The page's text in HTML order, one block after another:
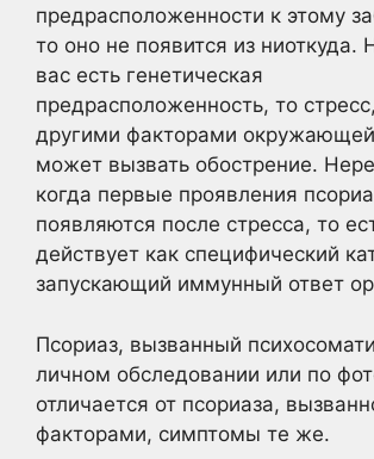
предрасположенности к этому
то оно не появится из ниоткуда.
вас есть генетическая
предрасположенность, то
другими факторами
может вызвать обострение.
когда первые проявления
появляются после стресса, то
действует как специфический
запускающий иммунный ответ
Псориаз, вызванный
личном обследовании или по
отличается от псориаза,
факторами, симптомы те же.